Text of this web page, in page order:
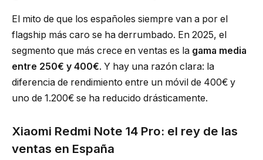
El mito de que los españoles siempre van a por el
flagship más caro se ha derrumbado. En 2025, el
segmento que más crece en ventas es la gama media
entre 250€ y 400€. Y hay una razón clara: la
diferencia de rendimiento entre un móvil de 400€ y
uno de 1.200€ se ha reducido drásticamente.
Xiaomi Redmi Note 14 Pro: el rey de las
ventas en España